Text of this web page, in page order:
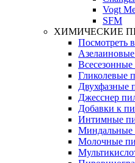
Vogt
SFM
ХИМИЧЕСКИЕ
Посмотреть
Гликолевые
Двухфазные
Джесснер
Добавки к
Интимные
Миндальные
Молочные